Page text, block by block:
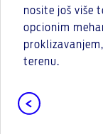
nosite još više
opcionim
terenu.